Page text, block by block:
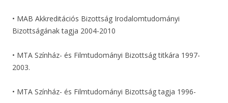
• MAB Akkreditációs Bizottság Irodalomtudományi
Bizottságának tagja 2004-2010
• MTA Színház- és Filmtudományi Bizottság titkára 1997-
2003.
• MTA Színház- és Filmtudományi Bizottság tagja 1996-